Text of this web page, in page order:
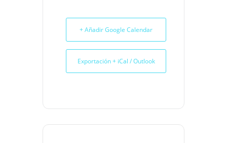
+ Añadir Google Calendar
Exportación + iCal / Outlook